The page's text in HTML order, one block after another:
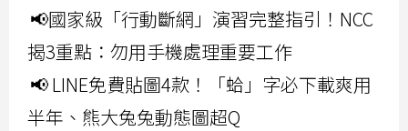
📢國家級「行動斷網」演習完整指引！NCC
揭3重點：勿用手機處理重要工作
📢 LINE免費貼圖4款！「蛤」字必下載爽用
半年、熊大兔兔動態圖超Q